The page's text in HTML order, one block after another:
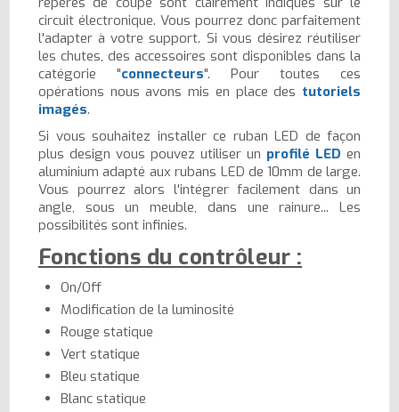
circuit électronique. Vous pourrez donc parfaitement
l'adapter à votre support. Si vous désirez réutiliser
les chutes, des accessoires sont disponibles dans la
catégorie "connecteurs". Pour toutes ces
opérations nous avons mis en place des tutoriels
imagés.
Si vous souhaitez installer ce ruban LED de façon
plus design vous pouvez utiliser un profilé LED en
aluminium adapté aux rubans LED de 10mm de large.
Vous pourrez alors l'intégrer facilement dans un
angle, sous un meuble, dans une rainure... Les
possibilités sont infinies.
Fonctions du contrôleur :
On/Off
Modification de la luminosité
Rouge statique
Vert statique
Bleu statique
Blanc statique